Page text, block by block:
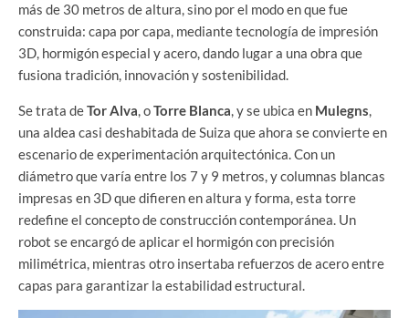
más de 30 metros de altura, sino por el modo en que fue
construida: capa por capa, mediante tecnología de impresión
3D, hormigón especial y acero, dando lugar a una obra que
fusiona tradición, innovación y sostenibilidad.
Se trata deTor Alva, oTorre Blanca, y se ubica en Mulegns,
una aldea casi deshabitada de Suiza que ahora se convierte en
escenario de experimentación arquitectónica. Con un
diámetro que varía entre los 7 y 9 metros, y columnas blancas
impresas en 3D que difieren en altura y forma, esta torre
redefine el concepto de construcción contemporánea. Un
robot se encargó de aplicar el hormigón con precisión
milimétrica, mientras otro insertaba refuerzos de acero entre
capas para garantizar la estabilidad estructural.